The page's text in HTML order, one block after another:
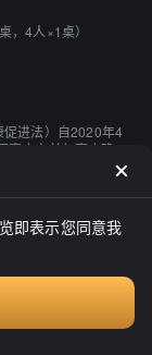
，4人×1桌）
促进法）自2020年4
商店之前与商店确
即表示您同意我